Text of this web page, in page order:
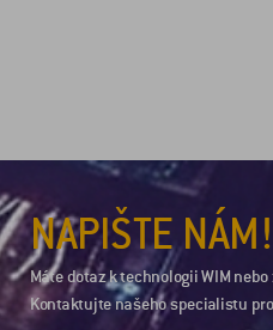
NAPIŠTE NÁM!
Máte dotaz k technologii WIM
Kontaktujte našeho specialistu